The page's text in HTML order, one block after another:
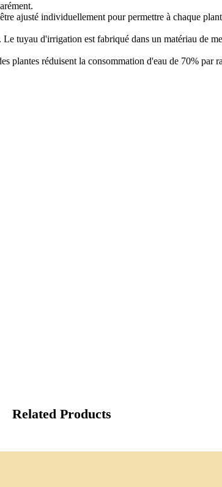
ajusté individuellement pour permettre à chaque
tuyau d'irrigation est fabriqué dans un matériau de
plantes réduisent la consommation d'eau de 70% par
Related Products